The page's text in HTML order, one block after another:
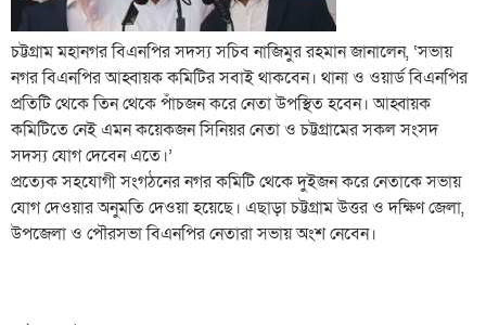
চট্টগ্রাম মহানগর বিএনপির সদস্য সচিব নাজিমুর রহমান জানালেন, ‘সভায়
নগর বিএনপির আহ্বায়ক কমিটির সবাই থাকবেন। থানা ও ওয়ার্ড বিএনপির
প্রতিটি থেকে তিন থেকে পাঁচজন করে নেতা উপস্থিত হবেন। আহ্বায়ক
কমিটিতে নেই এমন কয়েকজন সিনিয়র নেতা ও চট্টগ্রামের সকল সংসদ
সদস্য যোগ দেবেন এতে।’
প্রত্যেক সহযোগী সংগঠনের নগর কমিটি থেকে দুইজন করে নেতাকে সভায়
যোগ দেওয়ার অনুমতি দেওয়া হয়েছে। এছাড়া চট্টগ্রাম উত্তর ও দক্ষিণ জেলা,
উপজেলা ও পৌরসভা বিএনপির নেতারা সভায় অংশ নেবেন।